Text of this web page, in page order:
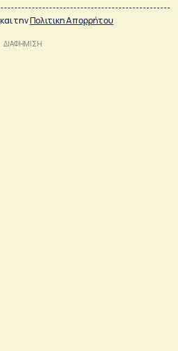
και τηνΠολιτικη Απορρήτου